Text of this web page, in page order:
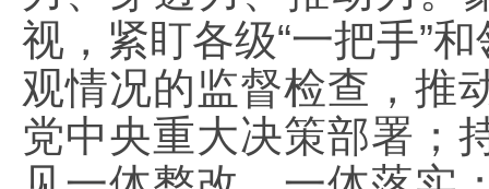
视，紧盯各级“一把手”
观情况的监督检查，推
党中央重大决策部署；